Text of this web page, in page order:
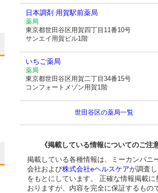
日本調剤 用賀駅前薬局
薬局
東京都世田谷区用賀四丁目11番10号
サンエイ用賀ビル1階
いちご薬局
薬局
東京都世田谷区用賀二丁目34番15号
コンフォートメゾン用賀1階
世田谷区の薬局一覧
《掲載している情報についてのご注
掲載している各種情報は、ミーカンパニ
会社および株式会社eヘルスケアが調査
をもとにしています。 正確な情報掲載に
おりますが、内容を完全に保証するもの